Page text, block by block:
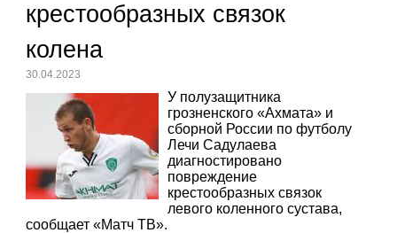
крестообразных связок
колена
30.04.2023
У полузащитника
грозненского «Ахмата» и
сборной России по футболу
Лечи Садулаева
диагностировано
повреждение
крестообразных связок
левого коленного сустава,
сообщает «Матч ТВ».